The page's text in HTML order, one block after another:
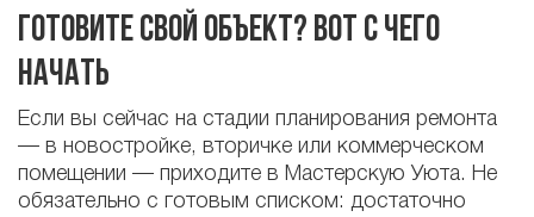
Готовите свой объект? Вот с чего
начать
Если вы сейчас на стадии планирования ремонта
— в новостройке, вторичке или коммерческом
помещении — приходите в Мастерскую Уюта. Не
обязательно с готовым списком: достаточно